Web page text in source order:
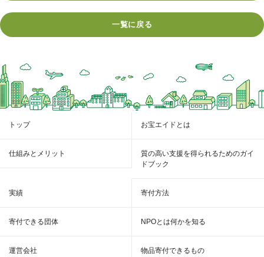
一覧に戻る
トップ お宝エイドとは
仕組みとメリット
質の高い支援を得られるためのガイ
ドブック
実績 寄付方法
寄付できる団体 NPOとは何かを知る
運営会社 物品寄付できるもの